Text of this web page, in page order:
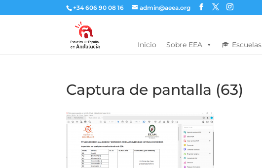
+34 606 90 08 16 admin@aeea.org
Inicio Sobre EEA Escuelas
Captura de pantalla (63)